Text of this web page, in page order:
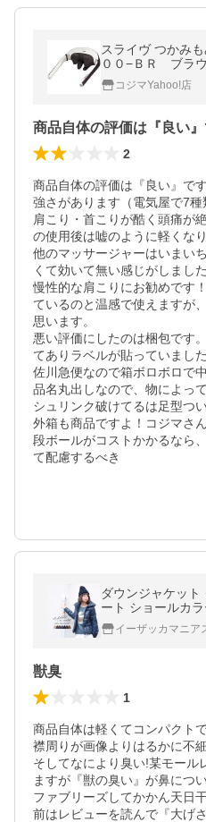
スライヴ つかみ
００−ＢＲ ブラ
コジマYahoo!店
2
商品自体の評価は『良い』で
強さがあります（電気屋で7種
肩こり・首こりが酷く頭痛が
の使用後は嘘のように軽くなり
他のマッサージャーはいまい
くて効いて無い感じがしました
慢性的な肩こりにお勧めです
ているのと温感で使えますが
思います。
悪い評価にしたのは梱包です
てありラベルが貼っていました
佐川急便なので箱ボロボロで
品名丸出しなので、物によっ
シュリンク破けてるは足型つ
外箱も商品ですよ！コジマさん
段ボールがコストかかるなら
て配慮するべき
ダウンジャケット
ート ショールカ
ングコート
イーザッカマニア
獣臭
1
商品自体は軽くてコンパクト
襟周りが画像よりはるかに不細
そしてなにより臭い!某モール
ますが『獣の臭い』が鼻につ
ファブリーズしてかかん天日
前はレビューを読んで『大げ